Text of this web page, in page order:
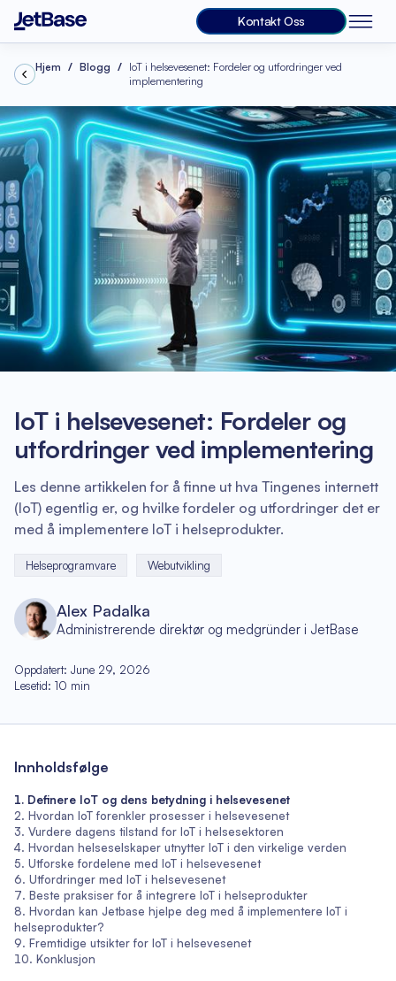
Kontakt Oss
Hjem Blogg
IoT i helsevesenet: Fordeler og utfordringer ved
implementering
IoT i helsevesenet: Fordeler og
utfordringer ved implementering
Les denne artikkelen for å finne ut hva Tingenes internett
(IoT) egentlig er, og hvilke fordeler og utfordringer det er
med å implementere IoT i helseprodukter.
Helseprogramvare Webutvikling
Alex Padalka
Administrerende direktør og medgründer i JetBase
Oppdatert: June 29, 2026
Lesetid: 10 min
Innholdsfølge
Definere IoT og dens betydning i helsevesenet
Hvordan IoT forenkler prosesser i helsevesenet
Vurdere dagens tilstand for IoT i helsesektoren
Hvordan helseselskaper utnytter IoT i den virkelige verden
Utforske fordelene med IoT i helsevesenet
Utfordringer med IoT i helsevesenet
Beste praksiser for å integrere IoT i helseprodukter
Hvordan kan Jetbase hjelpe deg med å implementere IoT i
helseprodukter?
Fremtidige utsikter for IoT i helsevesenet
Konklusjon